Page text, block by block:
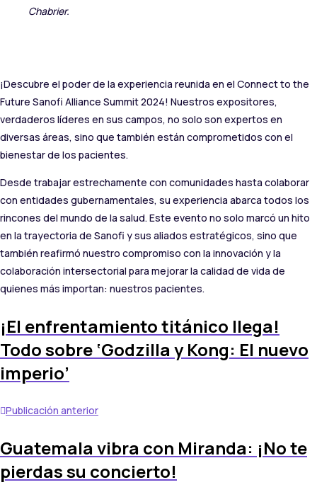
Chabrier.
¡Descubre el poder de la experiencia reunida en el Connect to the
Future Sanofi Alliance Summit 2024! Nuestros expositores,
verdaderos líderes en sus campos, no solo son expertos en
diversas áreas, sino que también están comprometidos con el
bienestar de los pacientes.
Desde trabajar estrechamente con comunidades hasta colaborar
con entidades gubernamentales, su experiencia abarca todos los
rincones del mundo de la salud. Este evento no solo marcó un hito
en la trayectoria de Sanofi y sus aliados estratégicos, sino que
también reafirmó nuestro compromiso con la innovación y la
colaboración intersectorial para mejorar la calidad de vida de
quienes más importan: nuestros pacientes.
¡El enfrentamiento titánico llega!
Todo sobre ‘Godzilla y Kong: El nuevo
imperio’
Publicación anterior
Guatemala vibra con Miranda: ¡No te
pierdas su concierto!